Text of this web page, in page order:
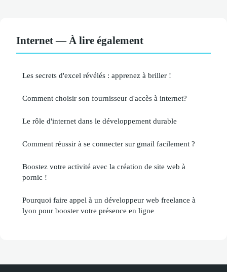
Internet — À lire également
Les secrets d'excel révélés : apprenez à briller !
Comment choisir son fournisseur d'accès à internet?
Le rôle d'internet dans le développement durable
Comment réussir à se connecter sur gmail facilement ?
Boostez votre activité avec la création de site web à
pornic !
Pourquoi faire appel à un développeur web freelance à
lyon pour booster votre présence en ligne